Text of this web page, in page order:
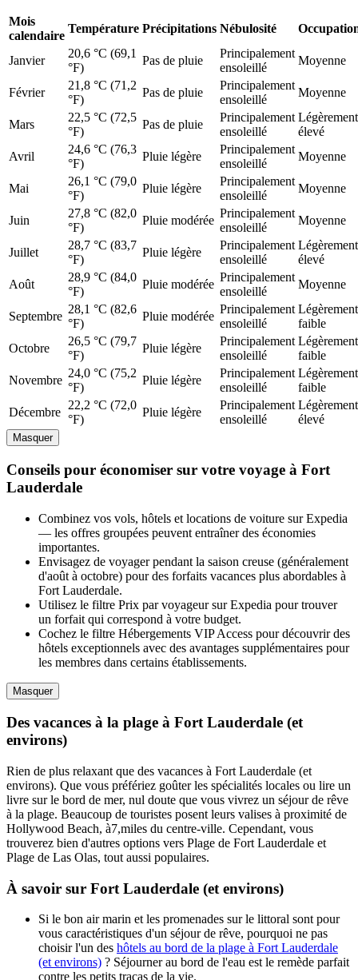
Mois
calendaire
Température Précipitations Nébulosité
Janvier
20,6 °C (69,1
°F)
Pas de pluie
Principalement
ensoleillé
Moyenne
Février
21,8 °C (71,2
°F)
Pas de pluie
Principalement
ensoleillé
Moyenne
Mars
22,5 °C (72,5
°F)
Pas de pluie
Principalement
ensoleillé
Légèrement
élevé
Avril
24,6 °C (76,3
°F)
Pluie légère
Principalement
ensoleillé
Moyenne
Mai
26,1 °C (79,0
°F)
Pluie légère
Principalement
ensoleillé
Moyenne
Juin
27,8 °C (82,0
°F)
Pluie modérée
Principalement
ensoleillé
Moyenne
Juillet
28,7 °C (83,7
°F)
Pluie légère
Principalement
ensoleillé
Légèrement
élevé
Août
28,9 °C (84,0
°F)
Pluie modérée
Principalement
ensoleillé
Moyenne
Septembre
28,1 °C (82,6
°F)
Pluie modérée
Principalement
ensoleillé
Légèrement
faible
Octobre
26,5 °C (79,7
°F)
Pluie légère
Principalement
ensoleillé
Légèrement
faible
Novembre
24,0 °C (75,2
°F)
Pluie légère
Principalement
ensoleillé
Légèrement
faible
Décembre
22,2 °C (72,0
°F)
Pluie légère
Principalement
ensoleillé
Légèrement
élevé
Masquer
Conseils pour économiser sur votre voyage à Fort
Lauderdale
Combinez vos vols, hôtels et locations de voiture sur Expedia
— les offres groupées peuvent entraîner des économies
importantes.
Envisagez de voyager pendant la saison creuse (généralement
d'août à octobre) pour des forfaits vacances plus abordables à
Fort Lauderdale.
Utilisez le filtre Prix par voyageur sur Expedia pour trouver
un forfait qui correspond à votre budget.
Cochez le filtre Hébergements VIP Access pour découvrir des
hôtels exceptionnels avec des avantages supplémentaires pour
les membres dans certains établissements.
Masquer
Des vacances à la plage à Fort Lauderdale (et
environs)
Rien de plus relaxant que des vacances à Fort Lauderdale (et
environs). Que vous préfériez goûter les spécialités locales ou lire un
livre sur le bord de mer, nul doute que vous vivrez un séjour de rêve
à la plage. Beaucoup de touristes posent leurs valises à proximité de
Hollywood Beach, à7,miles du centre-ville. Cependant, vous
trouverez bien d'autres options vers Plage de Fort Lauderdale et
Plage de Las Olas, tout aussi populaires.
À savoir sur Fort Lauderdale (et environs)
Si le bon air marin et les promenades sur le littoral sont pour
vous caractéristiques d'un séjour de rêve, pourquoi ne pas
choisir l'un des hôtels au bord de la plage à Fort Lauderdale
(et environs) ? Séjourner au bord de l'eau est le remède parfait
contre les petits tracas de la vie.